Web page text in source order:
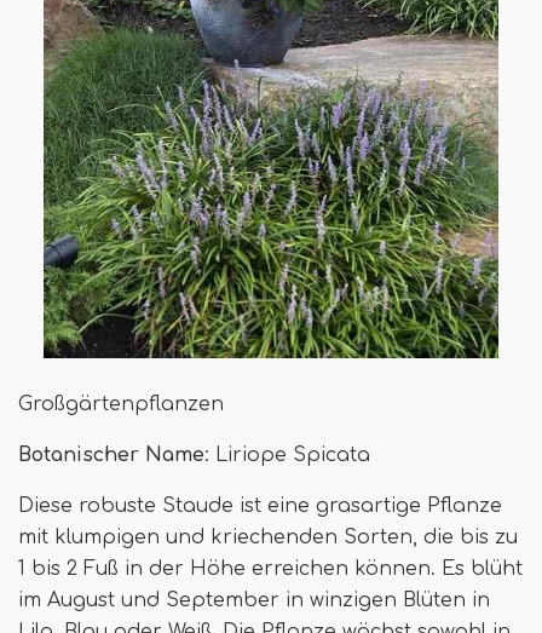
Großgärtenpflanzen
Botanischer Name: Liriope Spicata
Diese robuste Staude ist eine grasartige Pflanze
mit klumpigen und kriechenden Sorten, die bis zu
1 bis 2 Fuß in der Höhe erreichen können. Es blüht
im August und September in winzigen Blüten in